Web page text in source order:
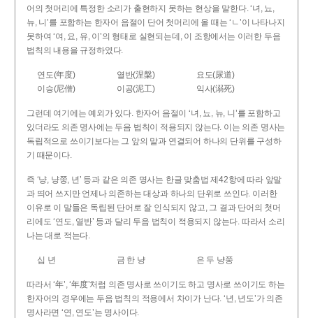
어의 첫머리에 특정한 소리가 출현하지 못하는 현상을 말한다. ‘녀, 뇨,
뉴, 니’를 포함하는 한자어 음절이 단어 첫머리에 올 때는 ‘ㄴ’이 나타나지
못하여 ‘여, 요, 유, 이’의 형태로 실현되는데, 이 조항에서는 이러한 두음
법칙의 내용을 규정하였다.
연도(年度) 열반(涅槃)
요도(尿道)
이승(尼僧)
이공(泥工) 익사(溺死)
그런데 여기에는 예외가 있다. 한자어 음절이 ‘녀, 뇨, 뉴, 니’를 포함하고
있더라도 의존 명사에는 두음 법칙이 적용되지 않는다. 이는 의존 명사는
독립적으로 쓰이기보다는 그 앞의 말과 연결되어 하나의 단위를 구성하
기 때문이다.
즉 ‘냥, 냥쭝, 년’ 등과 같은 의존 명사는 한글 맞춤법 제42항에 따라 앞말
과 띄어 쓰지만 언제나 의존하는 대상과 하나의 단위로 쓰인다. 이러한
이유로 이 말들은 독립된 단어로 잘 인식되지 않고, 그 결과 단어의 첫머
리에도 ‘연도, 열반’ 등과 달리 두음 법칙이 적용되지 않는다. 따라서 소리
나는 대로 적는다.
십 년 금 한 냥 은 두 냥쭝
따라서 ‘年’, ‘年度’처럼 의존 명사로 쓰이기도 하고 명사로 쓰이기도 하는
한자어의 경우에는 두음 법칙의 적용에서 차이가 난다. ‘년, 년도’가 의존
명사라면 ‘연, 연도’는 명사이다.